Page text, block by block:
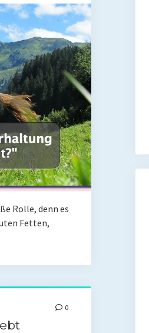
Rolle, denn es
Fetten,
0